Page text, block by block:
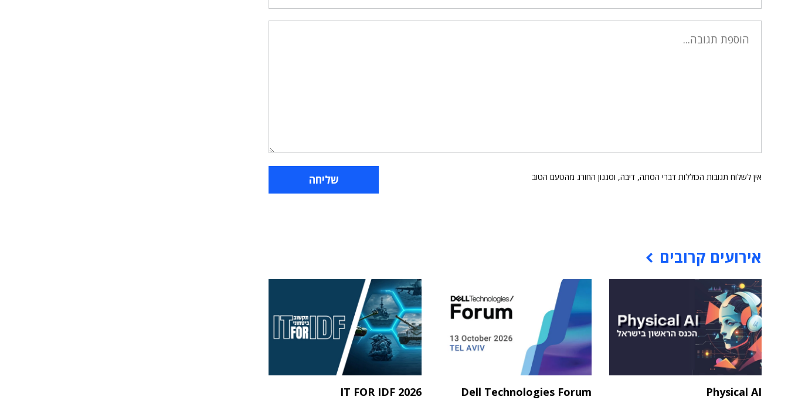
אין לשלוח תגובות הכוללות דברי הסתה, דיבה, וסגנון החורג מהטעם הטוב
אירועים קרובים
Physical AI
Dell Technologies Forum
IT FOR IDF 2026